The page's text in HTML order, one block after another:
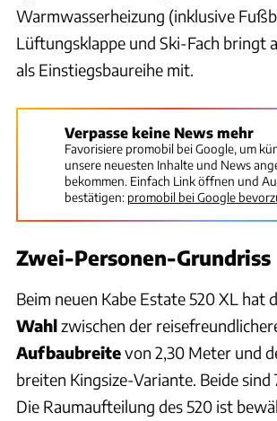
Warmwasserheizung (inklusive
Lüftungsklappe und Ski-Fach bringt
als Einstiegsbaureihe mit.
Verpasse keine News mehr
Favorisiere promobil bei Google, um
unsere neuesten Inhalte und News
bekommen. Einfach Link öffnen und
bestätigen: promobil bei Google
Zwei-Personen-Grundriss
Beim neuen Kabe Estate 520 XL hat
Wahlzwischen der
Aufbaubreitevon 2,30 Meter und
breiten Kingsize-Variante. Beide sind
Die Raumaufteilung des 520 ist